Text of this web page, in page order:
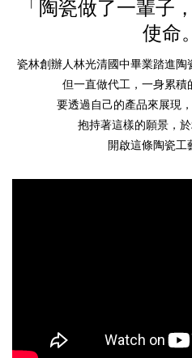
「陶瓷做了一輩子
使命
瓷林創辦人林光清國中畢業踏進陶
但一直做代工，一身累積
要透過自己的產品來展現
抱持著這樣的願景，
開啟這條陶瓷工